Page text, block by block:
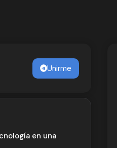
Unirme
en una